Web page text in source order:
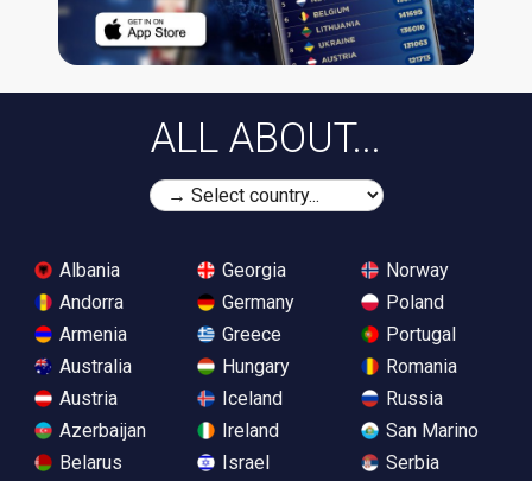
ALL ABOUT...
Albania
Andorra
Armenia
Australia
Austria
Azerbaijan
Belarus
Georgia
Germany
Greece
Hungary
Iceland
Ireland
Israel
Norway
Poland
Portugal
Romania
Russia
San Marino
Serbia